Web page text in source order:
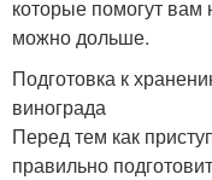
которые помогут
можно дольше.
Подготовка к
винограда
Перед тем как
правильно